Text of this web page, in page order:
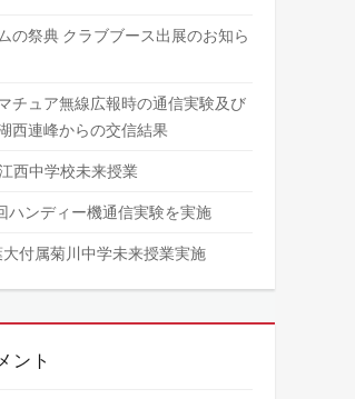
の祭典 クラブブース出展のお知ら
チュア無線広報時の通信実験及び
西連峰からの交信結果
西中学校未来授業
ハンディー機通信実験を実施
付属菊川中学未来授業実施
ント